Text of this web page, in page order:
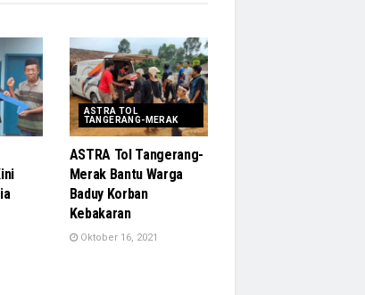
ASTRA TOL
TANGERANG-MERAK
ASTRA Tol Tangerang-
Merak Bantu Warga
Baduy Korban
Kebakaran
Oktober 16, 2021